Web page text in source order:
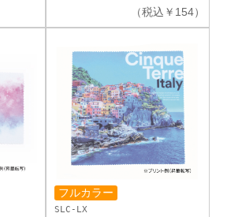
（税込 ￥ 154）
フルカラー
SLC-LX